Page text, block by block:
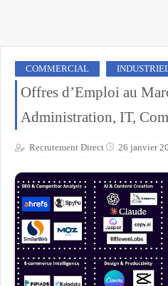
COMMERCIAL
Offres d’Emploi au
Administration, IT,
Recrutement Direct 26 janvier